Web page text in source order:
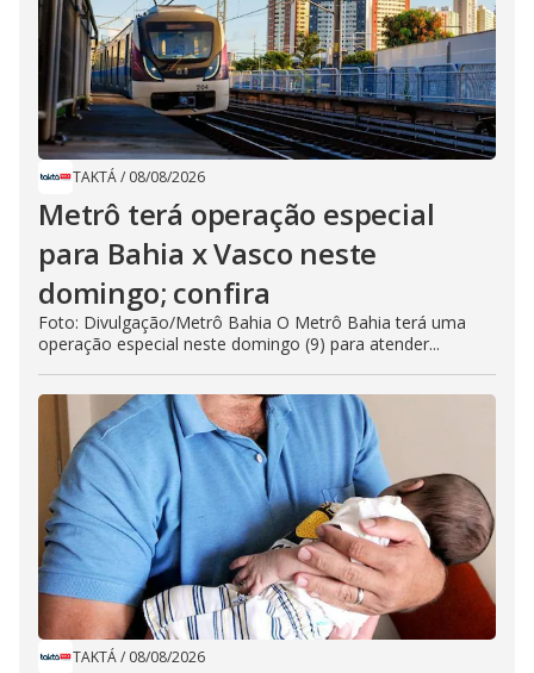
TAKTÁ/ 08/08/2026
Metrô terá operação especial
para Bahia x Vasco neste
domingo; confira
Foto: Divulgação/Metrô Bahia O Metrô Bahia terá uma
operação especial neste domingo (9) para atender...
TAKTÁ/ 08/08/2026